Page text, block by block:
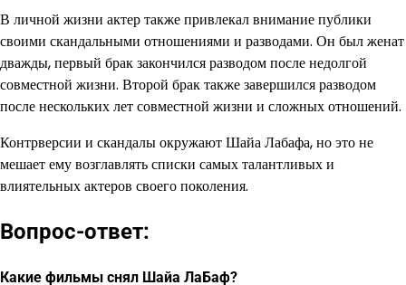
В личной жизни актер также привлекал внимание публики
своими скандальными отношениями и разводами. Он был женат
дважды, первый брак закончился разводом после недолгой
совместной жизни. Второй брак также завершился разводом
после нескольких лет совместной жизни и сложных отношений.
Контрверсии и скандалы окружают Шайа Лабафа, но это не
мешает ему возглавлять списки самых талантливых и
влиятельных актеров своего поколения.
Вопрос-ответ:
Какие фильмы снял Шайа ЛаБаф?